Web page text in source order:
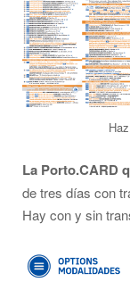
La Porto.CARD
de tres días con
Hay con y sin